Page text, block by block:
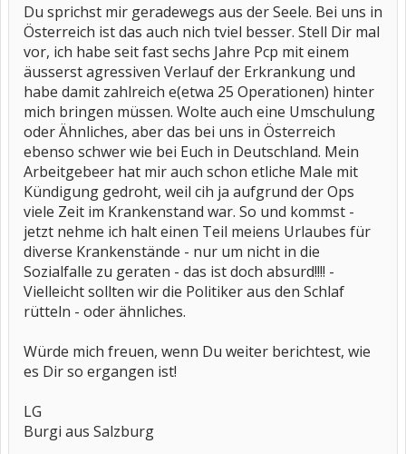
Umschulung beantragt, diese wurde aber abgelehnt, da ich
logischer Weise länger als 4 Jahre nicht mehr im Beruf gearbeitet
habe. Man sagte mir dort aber, das ich dank Hartz IV über das
Sozialamt eine Umschulung bekommen könnte.
Ich habe mich dort erkundigt (In der entsprechenden Abteilung, die
für Behinderte zuständig ist) und dort bestätigte man mir, das eine
Umschulung möglich sei.
Da ich mich dort aber nur auf eine Umschulung bewerben konnte,
wenn ich mein Studium beendete, habe ich mich exmatrikuliert und
wollte nun alles nötige in die Wege leiten.
Nun mein Problem: Jetzt bekam ich einen Anruf vom Sozialamt, in
dem mir mitgeteilt wurde, das ich mir keine Hoffnung auf eine
Umschulung machen solle, da dafür kein Etat vorhanden wäre. Ich
komme mir nun reichlich verarscht vor (tschuldigung für den
Ausdruck) und habe Angst vor dem, was da kommen mag. Ich bin
gelernter Elektriker (genauer Elektroanlageninstallateur), aber in
diesem Beruf kann ich nicht mehr arbeiten (Zitat Gutachterliche
Äußerung des ärztlichen Dienstes der Arbeitsagentur: "[...]Aus
gutachterlicher Sicht schließt die vorliegende Erkrankung eine
leichte Tätigkeit unter Witterungsschutz, in überwiegendem Sitzen,
mit der Möglichkeit zu einer gelegentlichen Wechsel der
Körperhaltung, ohne Leiternsteigen, nicht auf Leitern und Gerüsten
in Einklang zu bringen.[...] Den Arztberichten ist zu entnehmen,
dass die medizinische Reha soweit fortgeschritten ist, dass
berufliche Reha - Maßnahmen ins Auge gefasst werden können.
Berufsausausübung in dem Bereich) und auch sonst wird es wohl
äußerst schwierig (wohl eher unmöglich) etwas passendes zu
finden, das ungelernt ist und ebengenannte Kriterien erfüllt.
Du sprichst mir geradewegs aus der Seele. Bei uns in
Österreich ist das auch nich tviel besser. Stell Dir mal
vor, ich habe seit fast sechs Jahre Pcp mit einem
äusserst agressiven Verlauf der Erkrankung und
habe damit zahlreich e(etwa 25 Operationen) hinter
mich bringen müssen. Wolte auch eine Umschulung
oder Ähnliches, aber das bei uns in Österreich
ebenso schwer wie bei Euch in Deutschland. Mein
Arbeitgebeer hat mir auch schon etliche Male mit
Kündigung gedroht, weil cih ja aufgrund der Ops
viele Zeit im Krankenstand war. So und kommst -
jetzt nehme ich halt einen Teil meiens Urlaubes für
diverse Krankenstände - nur um nicht in die
Sozialfalle zu geraten - das ist doch absurd!!!! -
Vielleicht sollten wir die Politiker aus den Schlaf
rütteln - oder ähnliches.
Würde mich freuen, wenn Du weiter berichtest, wie
es Dir so ergangen ist!
LG
Burgi aus Salzburg